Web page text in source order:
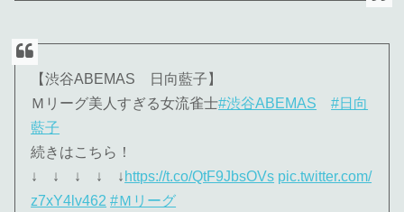
【渋谷ABEMAS 日向藍子】
Ｍリーグ美人すぎる女流雀士#渋谷ABEMAS
#日向
藍子
続きはこちら！
↓ ↓ ↓ ↓ ↓ https://t.co/QtF9JbsOVs pic.twitter.com/
z7xY4lv462 #Ｍリーグ